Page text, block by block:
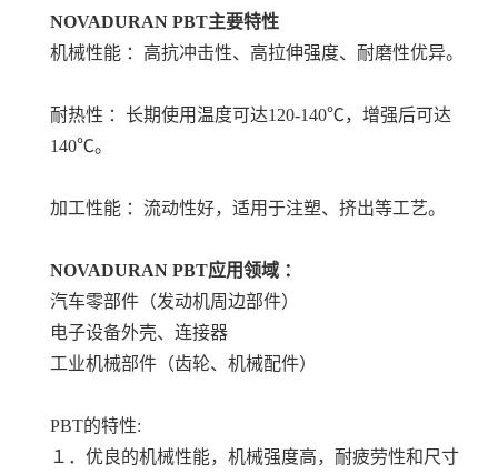
NOVADURAN PBT主要特性
机械性能 ：高抗冲击性、高拉伸强度、耐磨性优异。
耐热性 ：长期使用温度可达120-140℃，增强后可达
140℃。
加工性能 ：流动性好，适用于注塑、挤出等工艺。
NOVADURAN PBT应用领域 ：
汽车零部件（发动机周边部件）
电子设备外壳、连接器
工业机械部件（齿轮、机械配件）
PBT的特性:
１．优良的机械性能，机械强度高，耐疲劳性和尺寸